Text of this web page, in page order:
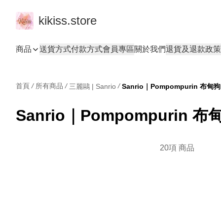
kikiss.store
商品 送貨方式付款方式會員專區關於我們退貨及退款政策
首頁 / 所有商品 / 三麗鷗 | Sanrio / Sanrio｜Pompompurin 布甸狗
Sanrio｜Pompompurin 布
20項 商品